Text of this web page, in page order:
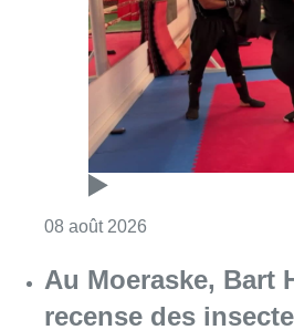
recense des
plus rares